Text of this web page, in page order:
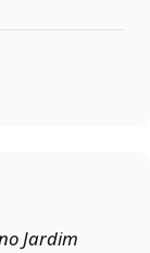
Jardim